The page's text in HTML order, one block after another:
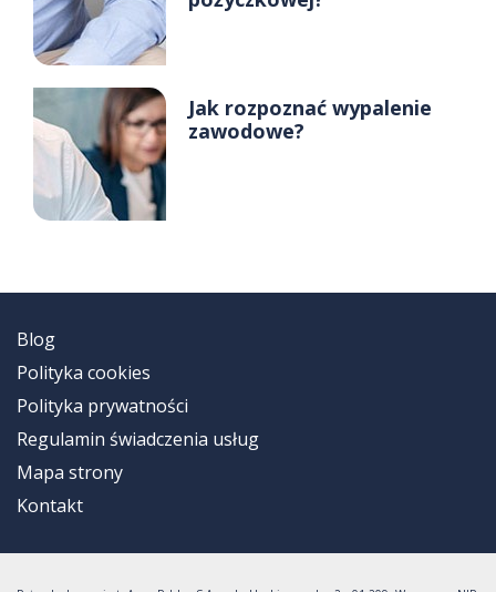
Jak rozpoznać wypalenie
zawodowe?
Blog
Polityka cookies
Polityka prywatności
Regulamin świadczenia usług
Mapa strony
Kontakt